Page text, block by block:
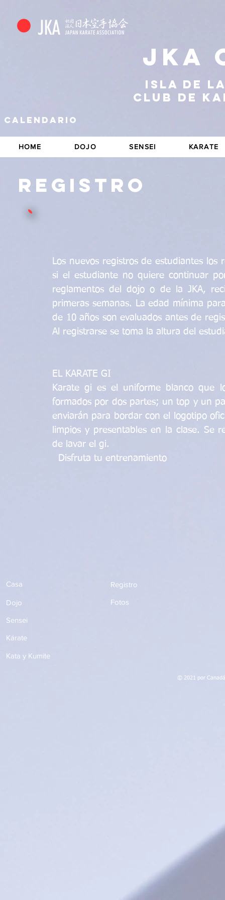
JKA
Isla de
CLUB DE
calendario
HOME DOJO SENSEI KARATE
Registro
Los nuevos registros de estudiantes
si el estudiante no quiere continuar
reglamentos del dojo o de la JKA,
primeras semanas. La edad mínima
de 10 años son evaluados antes de
Al registrarse se toma la altura del
EL KARATE GI
Karate gi es el uniforme blanco que
formados por dos partes; un top y un
enviarán para bordar con el logotipo
limpios y presentables en la clase. Se
de lavar el gi.
Disfruta tu entrenamiento
Casa
Dojo
Registro
Fotos
Sensei
Kárate
Kata y Kumite
© 2021 por